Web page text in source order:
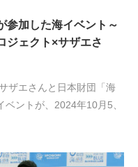
参加した海イベント～
ジェクト×サザエさ
ザエさんと日本財団「海
ントが、2024年10月5、